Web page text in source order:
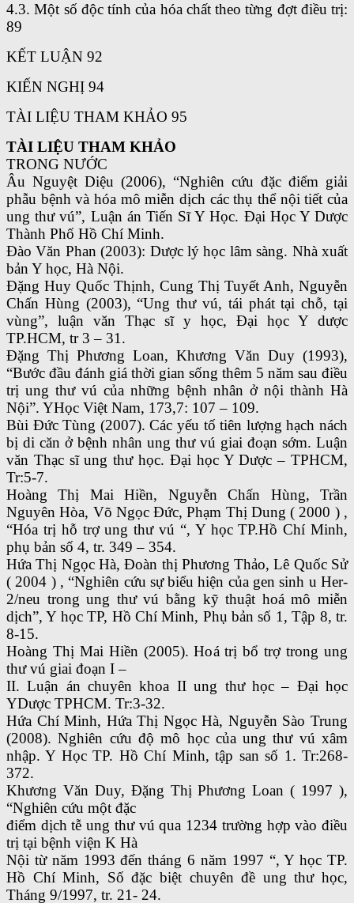
4.3. Một số độc tính của hóa chất theo từng đợt điều trị:
89
KẾT LUẬN 92
KIẾN NGHỊ 94
TÀI LIỆU THAM KHẢO 95
TÀI LIỆU THAM KHẢO
TRONG NƯỚC
Âu Nguyệt Diệu (2006), “Nghiên cứu đặc điểm giải
phẫu bệnh và hóa mô miễn dịch các thụ thể nội tiết của
ung thư vú”, Luận án Tiến Sĩ Y Học. Đại Học Y Dược
Thành Phố Hồ Chí Minh.
Đào Văn Phan (2003): Dược lý học lâm sàng. Nhà xuất
bản Y học, Hà Nội.
Đặng Huy Quốc Thịnh, Cung Thị Tuyết Anh, Nguyễn
Chấn Hùng (2003), “Ung thư vú, tái phát tại chỗ, tại
vùng”, luận văn Thạc sĩ y học, Đại học Y dược
TP.HCM, tr 3 – 31.
Đặng Thị Phương Loan, Khương Văn Duy (1993),
“Bước đầu đánh giá thời gian sống thêm 5 năm sau điều
trị ung thư vú của những bệnh nhân ở nội thành Hà
Nội”. YHọc Việt Nam, 173,7: 107 – 109.
Bùi Đức Tùng (2007). Các yếu tố tiên lượng hạch nách
bị di căn ở bệnh nhân ung thư vú giai đoạn sớm. Luận
văn Thạc sĩ ung thư học. Đại học Y Dược – TPHCM,
Tr:5-7.
Hoàng Thị Mai Hiền, Nguyễn Chấn Hùng, Trần
Nguyên Hòa, Võ Ngọc Đức, Phạm Thị Dung ( 2000 ) ,
“Hóa trị hỗ trợ ung thư vú “, Y học TP.Hồ Chí Minh,
phụ bản số 4, tr. 349 – 354.
Hứa Thị Ngọc Hà, Đoàn thị Phương Thảo, Lê Quốc Sử
( 2004 ) , “Nghiên cứu sự biểu hiện của gen sinh u Her-
2/neu trong ung thư vú bằng kỹ thuật hoá mô miễn
dịch”, Y học TP, Hồ Chí Minh, Phụ bản số 1, Tập 8, tr.
8-15.
Hoàng Thị Mai Hiền (2005). Hoá trị bổ trợ trong ung
thư vú giai đoạn I –
II. Luận án chuyên khoa II ung thư học – Đại học
YDược TPHCM. Tr:3-32.
Hứa Chí Minh, Hứa Thị Ngọc Hà, Nguyễn Sào Trung
(2008). Nghiên cứu độ mô học của ung thư vú xâm
nhập. Y Học TP. Hồ Chí Minh, tập san số 1. Tr:268-
372.
Khương Văn Duy, Đặng Thị Phương Loan ( 1997 ),
“Nghiên cứu một đặc
điểm dịch tễ ung thư vú qua 1234 trường hợp vào điều
trị tại bệnh viện K Hà
Nội từ năm 1993 đến tháng 6 năm 1997 “, Y học TP.
Hồ Chí Minh, Số đặc biệt chuyên đề ung thư học,
Tháng 9/1997, tr. 21- 24.